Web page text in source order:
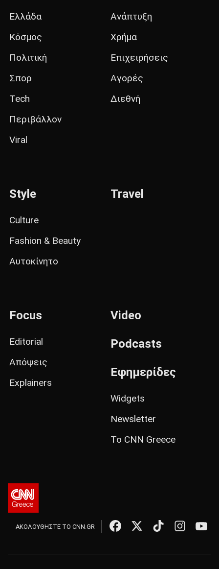
Ελλάδα
Κόσμος
Πολιτική
Σπορ
Tech
Περιβάλλον
Viral
Ανάπτυξη
Χρήμα
Επιχειρήσεις
Αγορές
Διεθνή
Style
Culture
Fashion & Beauty
Αυτοκίνητο
Travel
Focus
Editorial
Απόψεις
Explainers
Video
Podcasts
Εφημερίδες
Widgets
Newsletter
Το CNN Greece
ΑΚΟΛΟΥΘΗΣΤΕ ΤΟ CNN.GR